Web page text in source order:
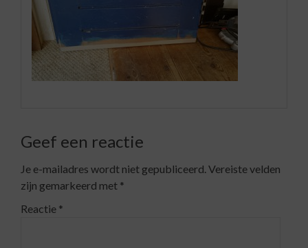
Geef een reactie
Je e-mailadres wordt niet gepubliceerd.Vereiste velden
zijn gemarkeerd met *
Reactie *